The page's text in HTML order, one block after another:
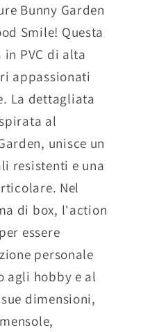
Bunny Garden
Smile! Questa
PVC di alta
appassionati
La dettagliata
al
unisce un
resistenti e una
Nel
di box, l'action
essere
personale
agli hobby e al
dimensioni,